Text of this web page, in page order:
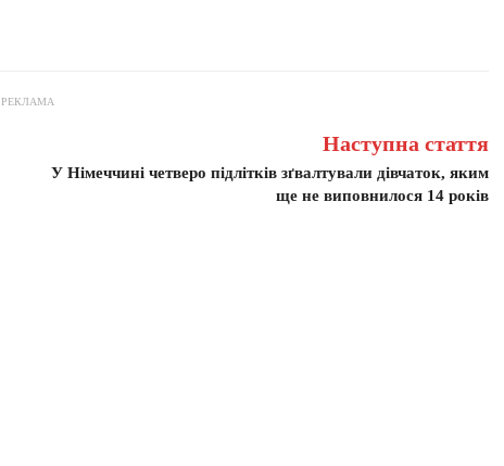
РЕКЛАМА
Наступна стаття
У Німеччині четверо підлітків зґвалтували дівчаток, яким
ще не виповнилося 14 років